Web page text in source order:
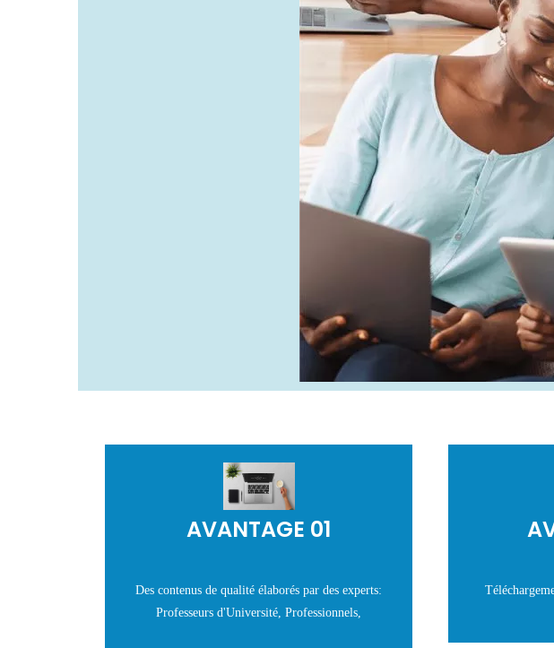
AVANTAGE 01
Des contenus de qualité élaborés par des experts:
Professeurs d'Université, Professionnels,